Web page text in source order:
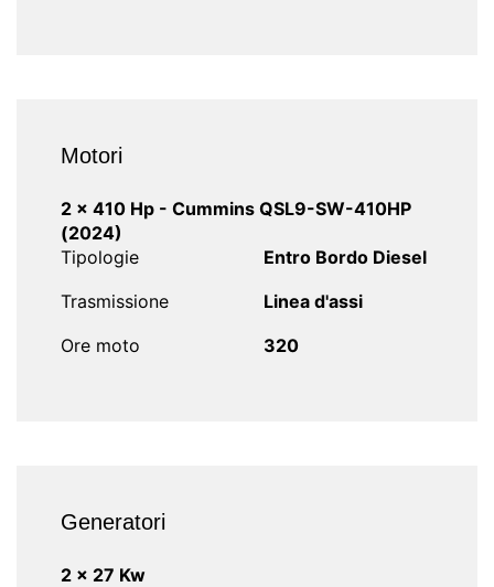
Motori
2 x 410 Hp - Cummins QSL9-SW-410HP
(2024)
Tipologie
Entro Bordo Diesel
Trasmissione
Linea d'assi
Ore moto
320
Generatori
2 x 27 Kw